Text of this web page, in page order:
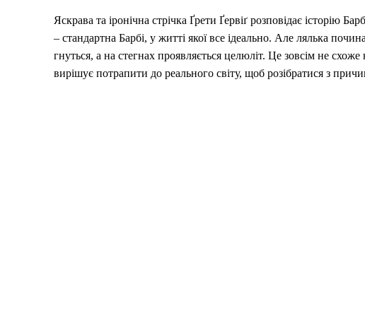
Яскрава та іронічна стрічка Ґрети Ґервіґ розповідає історію
– стандартна Барбі, у житті якої все ідеально. Але лялька
гнуться, а на стегнах проявляється целюліт. Це зовсім не
вирішує потрапити до реального світу, щоб розібратися з